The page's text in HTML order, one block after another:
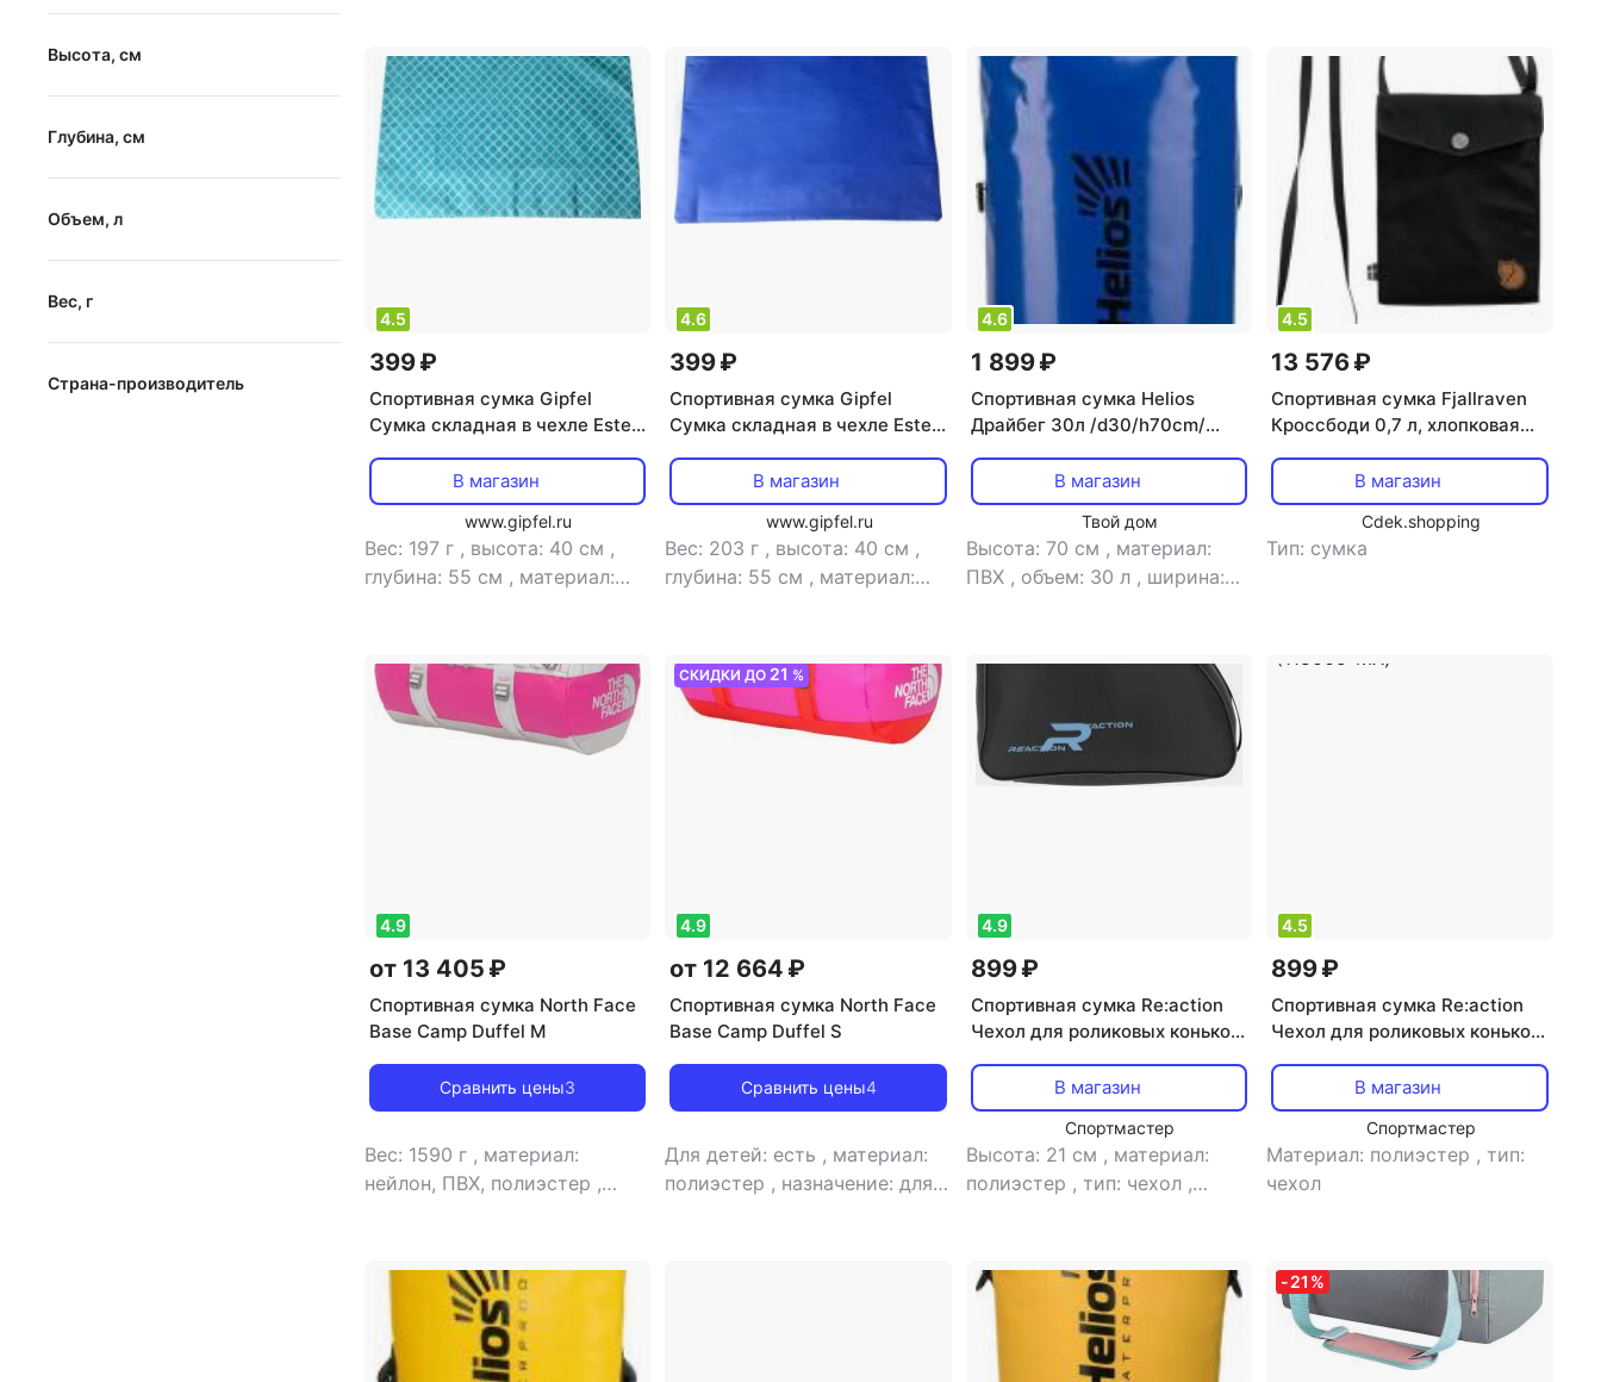
Высота, см
Глубина, см
Объем, л
Вес, г
Страна-производитель
4.5
399 ₽
Спортивная сумка Gipfel
Сумка складная в чехле Ester
В магазин
www.gipfel.ru
Вес: 197 г , высота: 40 см ,
глубина: 55 см , материал:
4.6
399 ₽
Спортивная сумка Gipfel
Сумка складная в чехле Ester
В магазин
www.gipfel.ru
Вес: 203 г , высота: 40 см ,
глубина: 55 см , материал:
4.6
1 899 ₽
Спортивная сумка Helios
Драйбег 30л /d30/h70cm/
В магазин
Твой дом
Высота: 70 см , материал:
ПВХ , объем: 30 л , ширина:
4.5
13 576 ₽
Спортивная сумка Fjallraven
Кроссбоди 0,7 л, хлопковая
В магазин
Cdek.shopping
Тип: сумка
4.9
от 13 405 ₽
Спортивная сумка North Face
Base Camp Duffel M
Сравнить цены3
Вес: 1590 г , материал:
нейлон, ПВХ, полиэстер ,
СКИДКИ ДО 21 %
4.9
от 12 664 ₽
Спортивная сумка North Face
Base Camp Duffel S
Сравнить цены4
Для детей: есть , материал:
полиэстер , назначение: для
4.9
899 ₽
Спортивная сумка Re:action
Чехол для роликовых коньков
(107256-BB)В магазин
Спортмастер
Высота: 21 см , материал:
полиэстер , тип: чехол ,
4.5
899 ₽
Спортивная сумка Re:action
Чехол для роликовых коньков
(115005-MX)В магазин
Спортмастер
Материал: полиэстер ,тип:
чехол
-21 %